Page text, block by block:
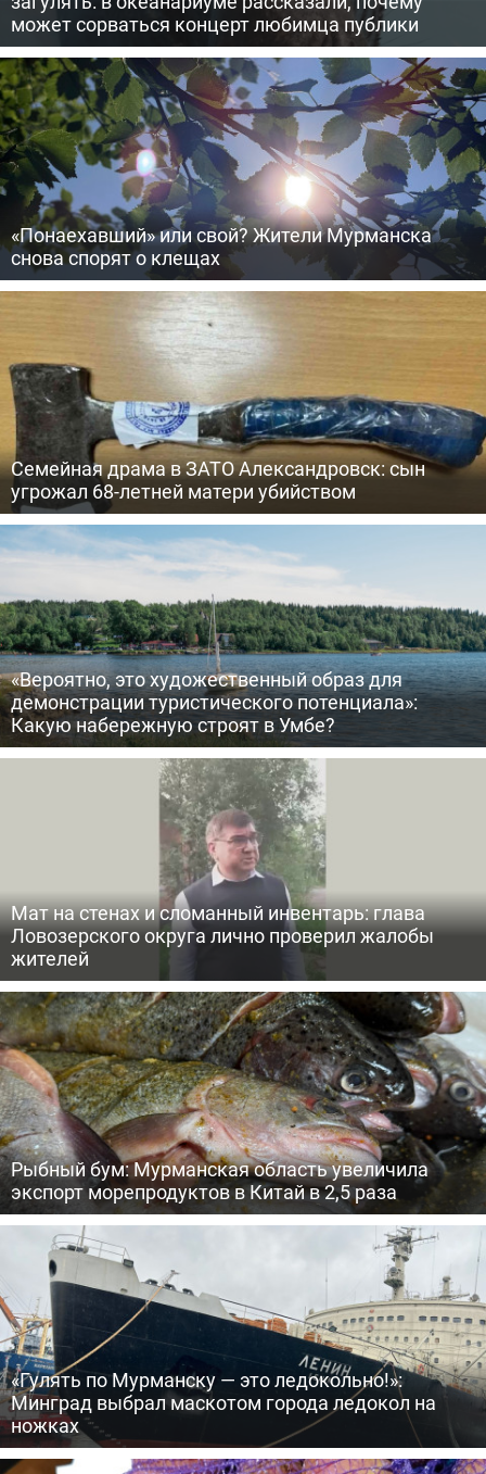
может сорваться концерт любимца публики
«Понаехавший» или свой? Жители Мурманска
снова спорят о клещах
Семейная драма в ЗАТО Александровск: сын
угрожал 68-летней матери убийством
«Вероятно, это художественный образ для
демонстрации туристического потенциала»:
Какую набережную строят в Умбе?
Мат на стенах и сломанный инвентарь: глава
Ловозерского округа лично проверил жалобы
жителей
Рыбный бум: Мурманская область увеличила
экспорт морепродуктов в Китай в 2,5 раза
«Гулять по Мурманску — это ледокольно!»:
Минград выбрал маскотом города ледокол на
ножках